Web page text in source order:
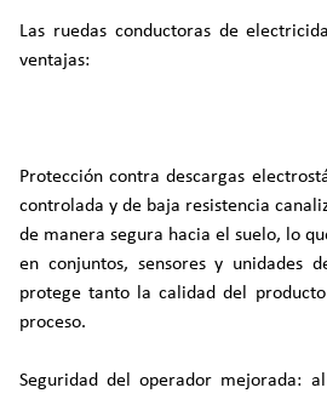
Las ruedas conductoras de
ventajas:
Protección contra descargas
controlada y de baja resistencia
de manera segura hacia el suelo, lo
en conjuntos, sensores y unidades
protege tanto la calidad del
proceso.
Seguridad del operador mejorada: